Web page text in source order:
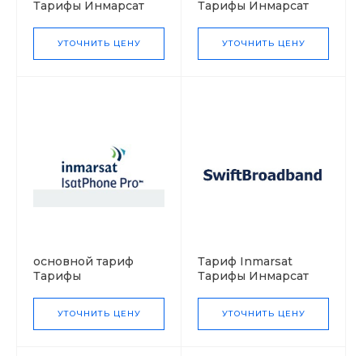
Тарифы Инмарсат
УТОЧНИТЬ ЦЕНУ
Тарифы Инмарсат
УТОЧНИТЬ ЦЕНУ
основной тариф
Тарифы
УТОЧНИТЬ ЦЕНУ
Тариф Inmarsat
Тарифы Инмарсат
УТОЧНИТЬ ЦЕНУ